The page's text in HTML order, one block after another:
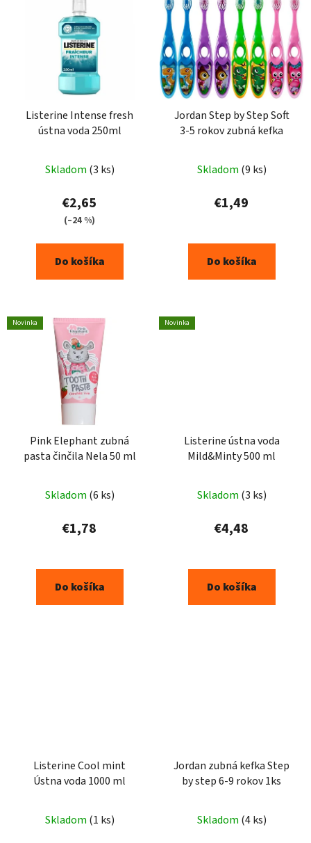
Listerine Intense fresh
ústna voda 250ml
Skladom (3 ks)
€2,65
(–24 %)
Do košíka
Jordan Step by Step Soft
3-5 rokov zubná kefka
Skladom (9 ks)
€1,49
Do košíka
Novinka
Pink Elephant zubná
pasta činčila Nela 50 ml
Skladom (6 ks)
€1,78
Do košíka
Novinka
Listerine ústna voda
Mild&Minty 500 ml
Skladom (3 ks)
€4,48
Do košíka
Listerine Cool mint
Ústna voda 1000 ml
Skladom (1 ks)
Jordan zubná kefka Step
by step 6-9 rokov 1ks
Skladom (4 ks)